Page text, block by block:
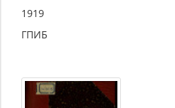
1919
ГПИБ